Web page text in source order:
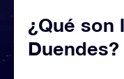
¿Qué son
Duendes?